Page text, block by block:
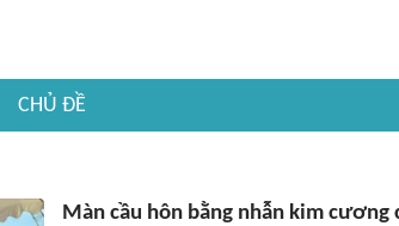
CHỦ ĐỀ
Màn cầu hôn bằng nhẫn kim cương